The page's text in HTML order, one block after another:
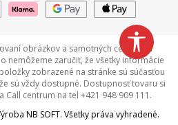
obrázkov a samotných cenách sa
nemôžeme zaručiť, že všetky informácie
zobrazené na stránke sú súčasťou
sú vždy dostupné. Dostupnosť tovaru si
centrum na tel +421 948 909 111.
NB SOFT. Všetky práva vyhradené.